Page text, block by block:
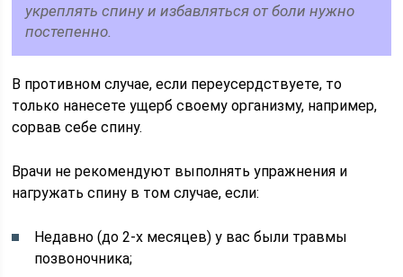
укреплять спину и избавляться от боли нужно
постепенно.
В противном случае, если переусердствуете, то
только нанесете ущерб своему организму, например,
сорвав себе спину.
Врачи не рекомендуют выполнять упражнения и
нагружать спину в том случае, если:
Недавно (до 2-х месяцев) у вас были травмы
позвоночника;